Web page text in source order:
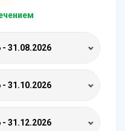
- 31.08.2026
- 31.10.2026
- 31.12.2026